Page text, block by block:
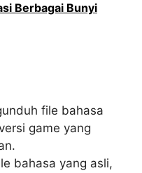
Berbagai Bunyi
file bahasa
game yang
bahasa yang asli,